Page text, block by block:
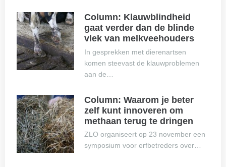
Column: Klauwblindheid
gaat verder dan de blinde
vlek van melkveehouders
In gesprekken met dierenartsen
komen steevast de klauwproblemen
aan de…
Column: Waarom je beter
zelf kunt innoveren om
methaan terug te dringen
ZLO organiseert op 23 november een
symposium voor erfbetreders over…